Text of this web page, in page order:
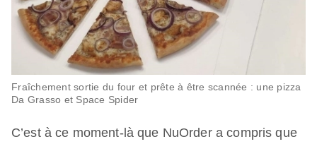
Fraîchement sortie du four et prête à être scannée : une pizza
Da Grasso et Space Spider
C’est à ce moment-là que NuOrder a compris que